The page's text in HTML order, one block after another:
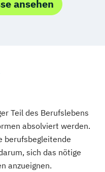
-
-
Lebensphasen"
-
ansehen
Teil des Berufslebens
absolviert werden.
berufsbegleitende
sich das nötige
anzueignen.